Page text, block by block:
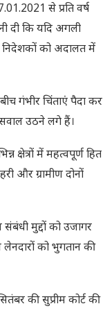
से प्रति वर्ष
दी कि यदि अगली
निदेशकों को अदालत में
गंभीर चिंताएं पैदा कर
उठने लगे हैं।
क्षेत्रों में महत्वपूर्ण हित
और ग्रामीण दोनों
मुद्दों को उजागर
को भुगतान की
की सुप्रीम कोर्ट की